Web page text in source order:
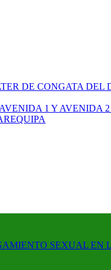
DE CONGATA
1 Y AVENIDA
SEXUAL